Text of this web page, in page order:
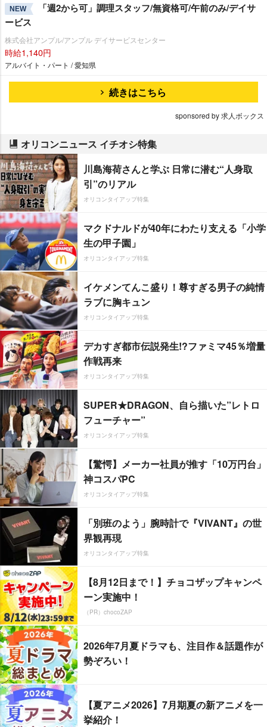
NEW
「週2から可」調理スタッフ/無資格可/午前のみ/デイサ
ービス
株式会社アンプル/アンプル デイサービスセンター
時給1,140円
アルバイト・パート / 愛知県
続きはこちら
sponsored by 求人ボックス
オリコンニュース イチオシ特集
川島海荷さんと学ぶ 日常に潜む“人身取
引”のリアル
オリコンタイアップ特集
マクドナルドが40年にわたり支える「小学
生の甲子園」
オリコンタイアップ特集
イケメンてんこ盛り！尊すぎる男子の純情
ラブに胸キュン
オリコンタイアップ特集
デカすぎ都市伝説発生!?ファミマ45％増量
作戦再来
オリコンタイアップ特集
SUPER★DRAGON、自ら描いた”レトロ
フューチャー”
オリコンタイアップ特集
【驚愕】メーカー社員が推す「10万円台」
神コスパPC
オリコンタイアップ特集
「別班のよう」腕時計で『VIVANT』の世
界観再現
オリコンタイアップ特集
【8月12日まで！】チョコザップキャンペ
ーン実施中！
（PR）chocoZAP
2026年7月夏ドラマも、注目作＆話題作が
勢ぞろい！
【夏アニメ2026】7月期夏の新アニメを一
挙紹介！